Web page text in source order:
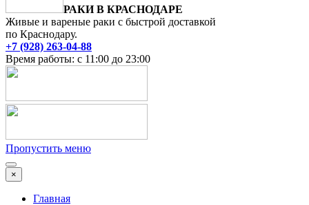
РАКИ В КРАСНОДАРЕ
Живые и вареные раки с быстрой доставкой
по Краснодару.
+7 (928) 263-04-88
Время работы: с 11:00 до 23:00
Пропустить меню
×
Главная